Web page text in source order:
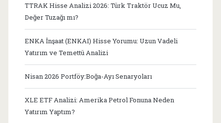
TTRAK Hisse Analizi 2026: Türk Traktör Ucuz Mu,
Değer Tuzağı mı?
ENKA İnşaat (ENKAI) Hisse Yorumu: Uzun Vadeli
Yatırım ve Temettü Analizi
Nisan 2026 Portföy:Boğa-Ayı Senaryoları
XLE ETF Analizi: Amerika Petrol Fonuna Neden
Yatırım Yaptım?